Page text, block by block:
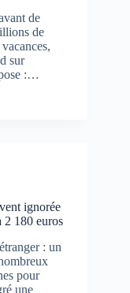
de
de
sur
:…
ignorée
2 180 euros
: un
pour
une